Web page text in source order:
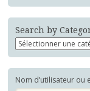
Search by
Nom d’utilisateur ou